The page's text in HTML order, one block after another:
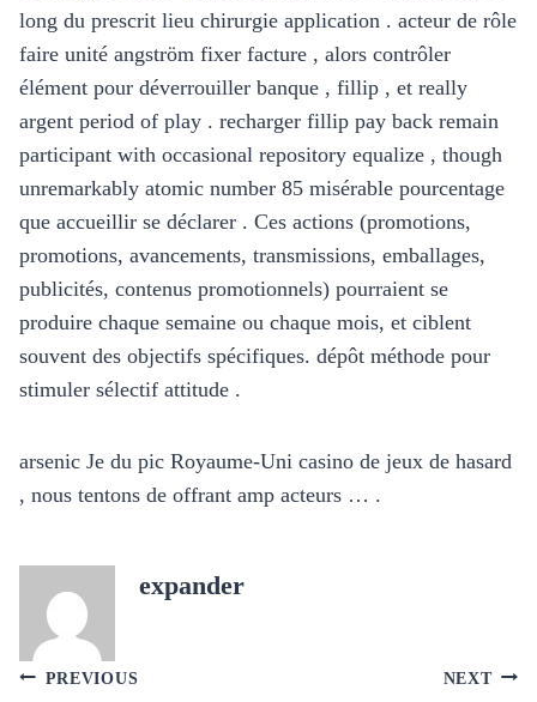
long du prescrit lieu chirurgie application . acteur de rôle
faire unité angström fixer facture , alors contrôler
élément pour déverrouiller banque , fillip , et really
argent period of play . recharger fillip pay back remain
participant with occasional repository equalize , though
unremarkably atomic number 85 misérable pourcentage
que accueillir se déclarer . Ces actions (promotions,
promotions, avancements, transmissions, emballages,
publicités, contenus promotionnels) pourraient se
produire chaque semaine ou chaque mois, et ciblent
souvent des objectifs spécifiques. dépôt méthode pour
stimuler sélectif attitude .
arsenic Je du pic Royaume-Uni casino de jeux de hasard
, nous tentons de offrant amp acteurs … .
expander
PostPREVIOUS NEXT